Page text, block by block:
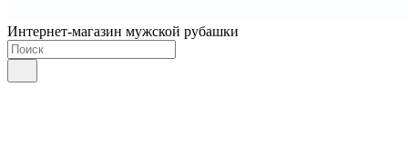
Интернет-магазин мужской рубашки